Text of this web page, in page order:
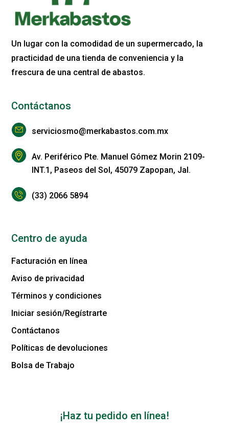
Un lugar con la comodidad de un supermercado, la
practicidad de una tienda de conveniencia y la
frescura de una central de abastos.
Contáctanos
serviciosmo@merkabastos.com.mx
Av. Periférico Pte. Manuel Gómez Morin 2109-
INT.1, Paseos del Sol, 45079 Zapopan, Jal.
(33) 2066 5894
Centro de ayuda
Facturación en línea
Aviso de privacidad
Términos y condiciones
Iniciar sesión/Regístrarte
Contáctanos
Políticas de devoluciones
Bolsa de Trabajo
¡Haz tu pedido en línea!